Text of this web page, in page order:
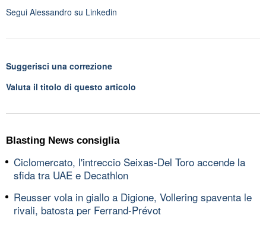
Segui Alessandro su Linkedin
Suggerisci una correzione
Valuta il titolo di questo articolo
Blasting News consiglia
Ciclomercato, l'intreccio Seixas-Del Toro accende la
sfida tra UAE e Decathlon
Reusser vola in giallo a Digione, Vollering spaventa le
rivali, batosta per Ferrand-Prévot